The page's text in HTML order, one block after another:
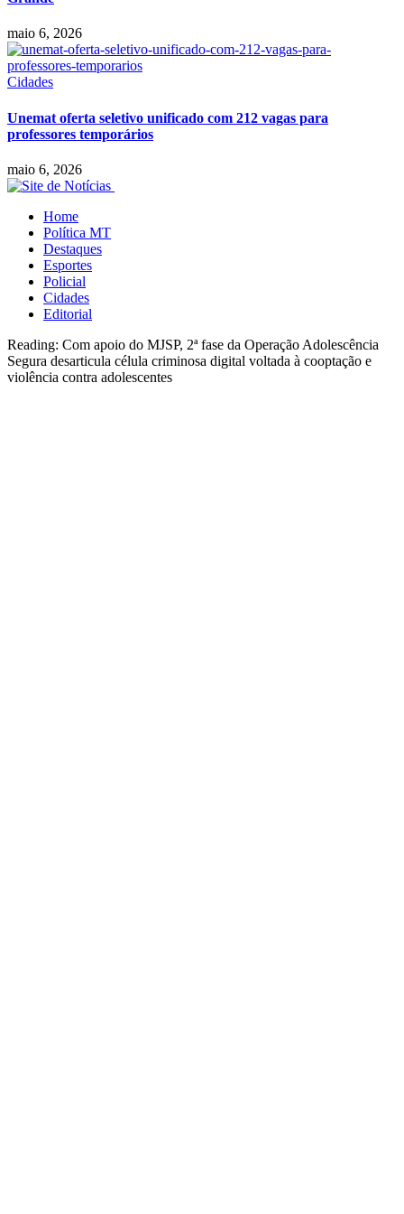
maio 6, 2026
Cidades
Unemat oferta seletivo unificado com 212 vagas para
professores temporários
maio 6, 2026
Home
Política MT
Destaques
Esportes
Policial
Cidades
Editorial
Reading: Com apoio do MJSP, 2ª fase da Operação Adolescência
Segura desarticula célula criminosa digital voltada à cooptação e
violência contra adolescentes